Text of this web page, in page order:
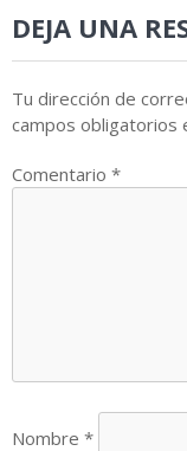
DEJA UNA
Tu dirección de
campos obligatorios
Comentario *
Nombre *